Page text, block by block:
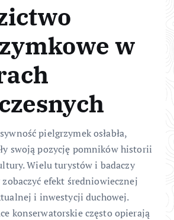
w
pielgrzymek osłabła,
swoją pozycję pomników historii
Wielu turystów i badaczy
efekt średniowiecznej
i inwestycji duchowej.
konserwatorskie często opierają